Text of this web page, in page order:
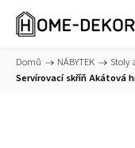
Domů / NÁBYTEK / Stoly
Servírovací skříň Akátová